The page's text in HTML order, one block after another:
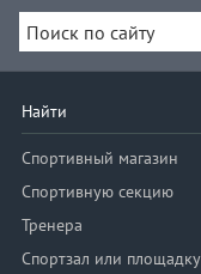
Найти
Спортивный магазин
Спортивную секцию
Тренера
Спортзал или площадку